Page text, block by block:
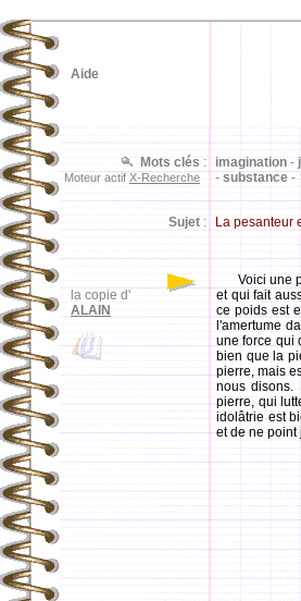
la copie d'
ALAIN
imagination -
- substance -
Mots clés :
Moteur actif X-Recherche
Sujet : La pesanteur
Aide
Voici une
et qui fait
ce poids est
l'amertume
une force qui
bien que la
pierre, mais
nous disons.
pierre, qui
idolâtrie est
et de ne point